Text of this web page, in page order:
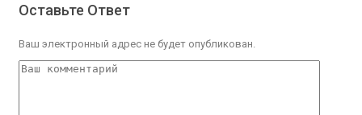
Оставьте Ответ
Ваш электронный адрес не будет опубликован.